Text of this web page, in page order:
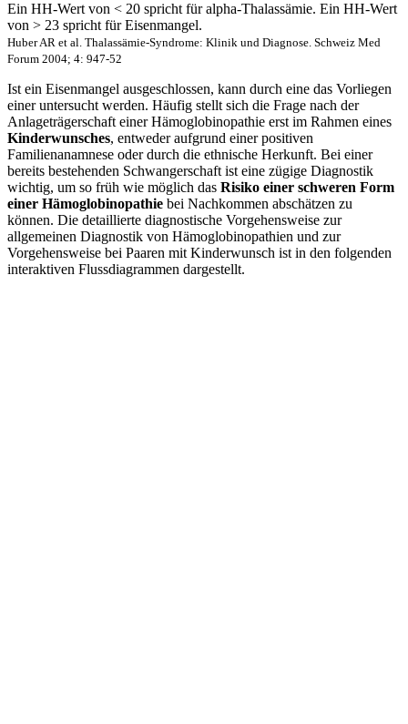
Ein HH-Wert von < 20 spricht für alpha-Thalassämie. Ein HH-Wert
von > 23 spricht für Eisenmangel.
Huber AR et al. Thalassämie-Syndrome: Klinik und Diagnose. Schweiz Med
Forum 2004; 4: 947-52
Ist ein Eisenmangel ausgeschlossen, kann durch eine das Vorliegen
eineruntersucht werden. Häufig stellt sich die Frage nach der
Anlageträgerschaft einer Hämoglobinopathie erst im Rahmen eines
Kinderwunsches, entweder aufgrund einer positiven
Familienanamnese oder durch die ethnische Herkunft. Bei einer
bereits bestehenden Schwangerschaft ist eine zügige Diagnostik
wichtig, um so früh wie möglich das Risiko einer schweren Form
einer Hämoglobinopathie bei Nachkommen abschätzen zu
können. Die detaillierte diagnostische Vorgehensweise zur
allgemeinen Diagnostik von Hämoglobinopathien und zur
Vorgehensweise bei Paaren mit Kinderwunsch ist in den folgenden
interaktiven Flussdiagrammen dargestellt.